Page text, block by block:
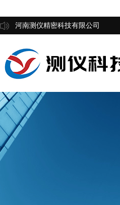
河南测仪精密科技有限公司